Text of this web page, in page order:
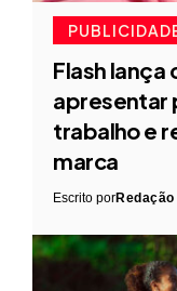
Flash lança
apresentar
trabalho e
marca
Escrito porRedação